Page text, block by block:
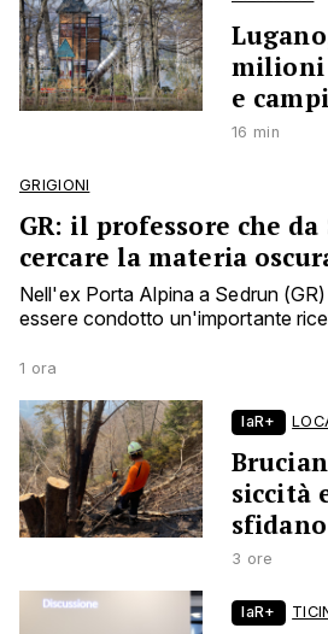
milioni
e
16 min
GRIGIONI
GR: il professore che
cercare la materia
Nell'ex Porta Alpina a Sedrun
essere condotto un'importante
1 ora
laR+
siccità
3 ore
laR+